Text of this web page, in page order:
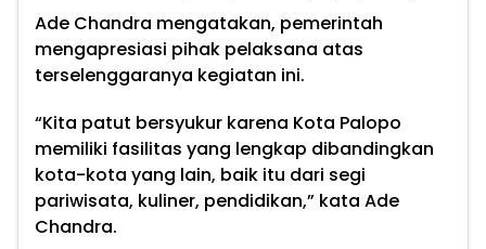
Ade Chandra mengatakan, pemerintah
mengapresiasi pihak pelaksana atas
terselenggaranya kegiatan ini.
“Kita patut bersyukur karena Kota Palopo
memiliki fasilitas yang lengkap dibandingkan
kota-kota yang lain, baik itu dari segi
pariwisata, kuliner, pendidikan,” kata Ade
Chandra.